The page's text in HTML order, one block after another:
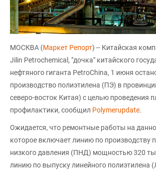
МОСКВА (Маркет Репорт) -- Китайская
Jilin Petrochemical, "дочка" китайского
нефтяного гиганта PetroChina, 1 июня
производство полиэтилена (ПЭ) в
северо-восток Китая) с целью проведения
профилактики, сообщил Polymerupdate.
Ожидается, что ремонтные работы на
которое включает линию по производству
низкого давления (ПНД) мощностью 320
линию по выпуску линейного полиэтилена